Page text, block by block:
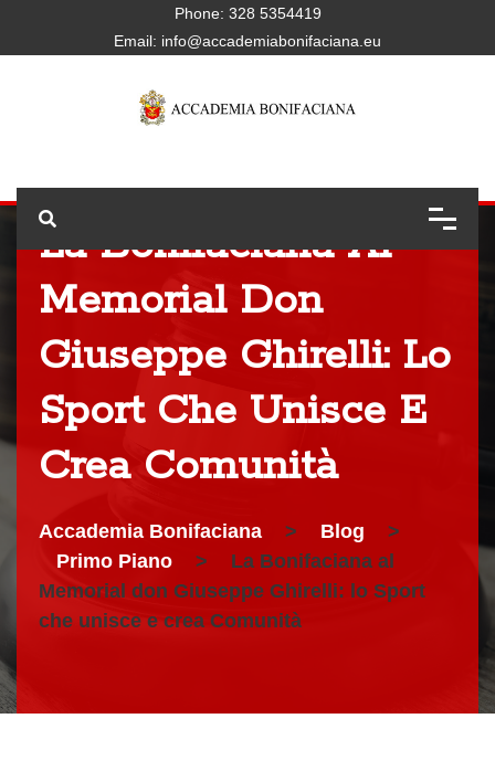
Phone: 328 5354419
Email: info@accademiabonifaciana.eu
La Bonifaciana Al
Memorial Don
Giuseppe Ghirelli: Lo
Sport Che Unisce E
Crea Comunità
Accademia Bonifaciana > Blog
>
Primo Piano
>
La Bonifaciana al
Memorial don Giuseppe Ghirelli: lo Sport
che unisce e crea Comunità